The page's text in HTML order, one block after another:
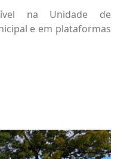
na Unidade de
e em plataformas